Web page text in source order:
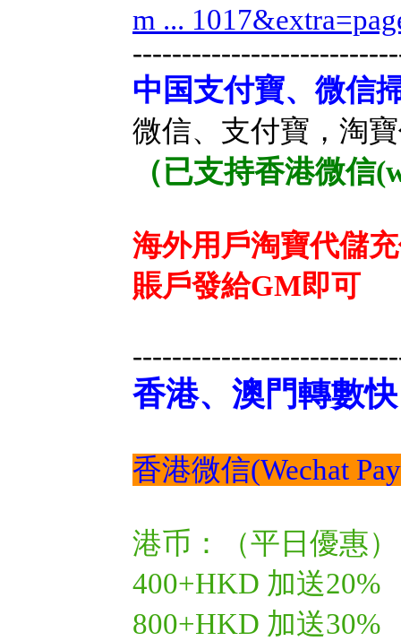
m ...
中国支付寶、微信
微信、支付寶，淘
（已支持香港微信
海外用戶淘寶代儲
賬戶發給GM即可
香港、澳門轉數
香港微信(Wechat
港币：（平日優惠）
400+HKD 加送20%
800+HKD 加送30%